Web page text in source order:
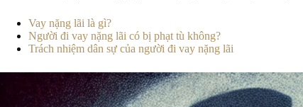
Vay nặng lãi là gì?
Người đi vay nặng lãi có bị phạt tù không?
Trách nhiệm dân sự của người đi vay nặng lãi